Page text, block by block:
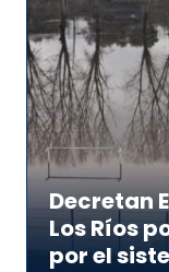
Decretan
Los Ríos
por el